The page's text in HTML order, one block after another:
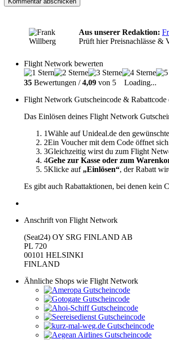
Aus unserer Redaktion:
Prüft hier Preisnachlässe &
Flight Network bewerten
35 Bewertungen /4,09 von 5
Loading...
Flight Network Gutscheincode & Rabattcode
Das Einlösen deines Flight Network
1Wähle auf Unideal.de den
2Ein Voucher mit dem Code öffnet
3Gleichzeitig wirst du zum Flight
4Gehe zur Kasse oder zum
5Klicke auf „Einlösen“, der Rabatt
Es gibt auch Rabattaktionen, bei denen kein
Anschrift von Flight Network
(Seat24) OY SRG FINLAND AB
PL 720
00101 HELSINKI
FINLAND
Ähnliche Shops wie Flight Network